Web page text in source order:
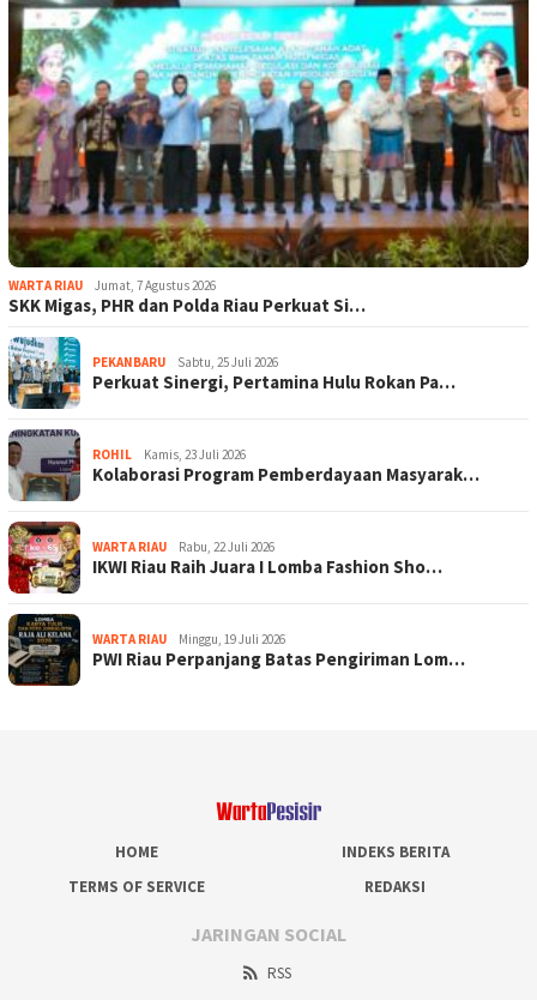
WARTA RIAU Jumat, 7 Agustus 2026
SKK Migas, PHR dan Polda Riau Perkuat Si…
PEKANBARU Sabtu, 25 Juli 2026
Perkuat Sinergi, Pertamina Hulu Rokan Pa…
ROHIL Kamis, 23 Juli 2026
Kolaborasi Program Pemberdayaan Masyarak…
WARTA RIAU Rabu, 22 Juli 2026
IKWI Riau Raih Juara I Lomba Fashion Sho…
WARTA RIAU Minggu, 19 Juli 2026
PWI Riau Perpanjang Batas Pengiriman Lom…
HOME
INDEKS BERITA
TERMS OF SERVICE
REDAKSI
JARINGAN SOCIAL
RSS